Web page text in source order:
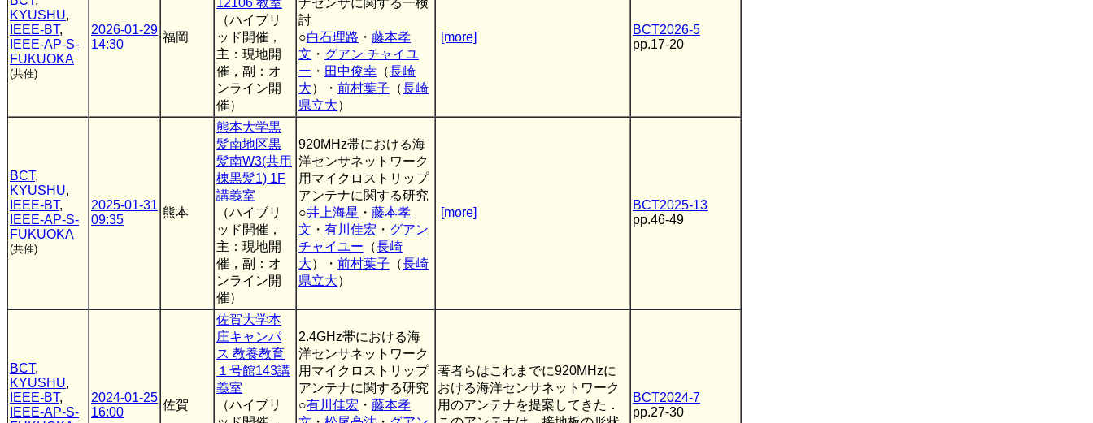
KYUSHU,
IEEE-BT,
IEEE-AP-S-
FUKUOKA
(共催)
2026-01-29
14:30
福岡
12106 教室
（ハイブリ
ッド開催，
主：現地開
催，副：オ
ンライン開
催）
ナセンサに関する一検
討
○白石理路 ・ 藤本孝
文 ・ グアン チャイユ
ー ・ 田中俊幸 （長崎
大）・ 前村葉子 （長崎
県立大）
[more]
BCT2026-5
pp.17-20
BCT,
KYUSHU,
IEEE-BT,
IEEE-AP-S-
FUKUOKA
(共催)
2025-01-31
09:35
熊本
熊本大学黒
髪南地区黒
髪南W3(共用
棟黒髪1) 1F
講義室
（ハイブリ
ッド開催，
主：現地開
催，副：オ
ンライン開
催）
920MHz帯における海
洋センサネットワーク
用マイクロストリップ
アンテナに関する研究
○井上海星 ・ 藤本孝
文 ・ 有川佳宏 ・ グアン
チャイユー （長崎
大）・ 前村葉子 （長崎
県立大）
[more]
BCT2025-13
pp.46-49
BCT,
KYUSHU,
IEEE-BT,
IEEE-AP-S-
2024-01-25
16:00
佐賀
佐賀大学本
庄キャンパ
ス 教養教育
１号館143講
義室
（ハイブリ
2.4GHz帯における海
洋センサネットワーク
用マイクロストリップ
アンテナに関する研究
○有川佳宏 ・ 藤本孝
著者らはこれまでに920MHzに
おける海洋センサネットワーク
用のアンテナを提案してきた．
BCT2024-7
pp.27-30